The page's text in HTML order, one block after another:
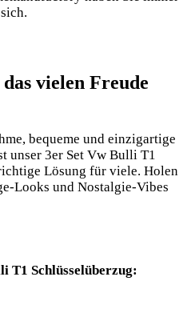
vielen ‍Freude
bequeme und einzigartige
unser 3er ⁢Set‍ Vw‌ Bulli T1
Lösung⁤ für viele. Holen
Looks und ⁢Nostalgie-Vibes
T1‍ Schlüsselüberzug: